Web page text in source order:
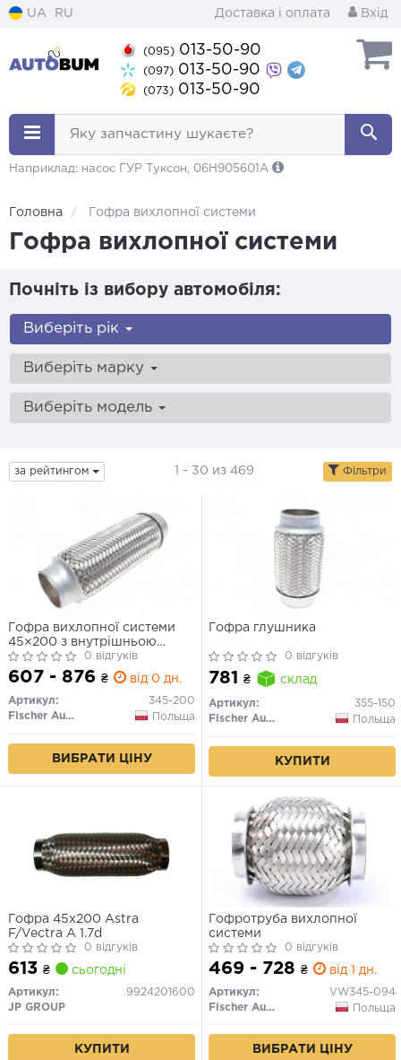
UA RU Доставка і оплата Вхід
(095) 013-50-90
(097) 013-50-90
(073) 013-50-90
Яку запчастину шукаєте?
Наприклад: насос ГУР Туксон, 06H905601A
Головна Гофра вихлопної системи
Гофра вихлопної системи
Почніть із вибору автомобіля:
Виберіть рік
Виберіть марку
Виберіть модель
за рейтингом 1 - 30 из 469 Фільтри
Гофра вихлопної системи
45×200 з внутрішньою
опліткою
0 відгуків
607 - 876 ₴ від 0 дн.
Артикул:
345-200
Fischer Automotive One (FA1)
Польща
ВИБРАТИ ЦІНУ
Гофра глушника
0 відгуків
781 ₴ склад
Артикул:
355-150
Fischer Automotive One (FA1)
Польща
КУПИТИ
Гофра 45x200 Astra
F/Vectra A 1.7d
0 відгуків
613 ₴ сьогодні
Артикул:
9924201600
JP GROUP
КУПИТИ
Гофротруба вихлопної
системи
0 відгуків
469 - 728 ₴ від 1 дн.
Артикул:
VW345-094
Fischer Automotive One (FA1)
Польща
ВИБРАТИ ЦІНУ